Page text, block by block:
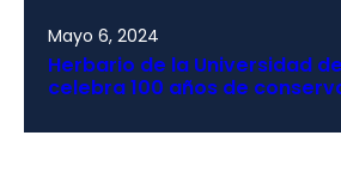
Mayo 6, 2024
Herbario de la Universidad
celebra 100 años de